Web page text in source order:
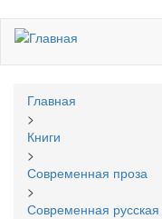
Перейти
основному
Вы
здесь
Главная
>
Книги
>
Современная проза
>
Современная русская